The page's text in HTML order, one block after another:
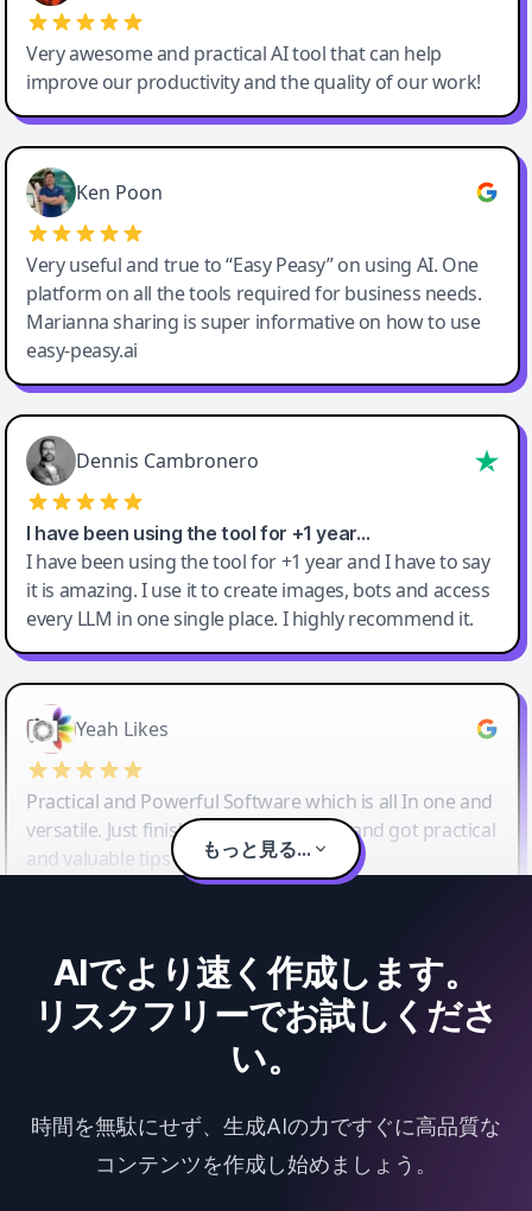
Very awesome and practical AI tool that can help
improve our productivity and the quality of our work!
Ken Poon
Very useful and true to “Easy Peasy” on using AI. One
platform on all the tools required for business needs.
Marianna sharing is super informative on how to use
easy-peasy.ai
Dennis Cambronero
I have been using the tool for +1 year…
I have been using the tool for +1 year and I have to say
it is amazing. I use it to create images, bots and access
every LLM in one single place. I highly recommend it.
Yeah Likes
Practical and Powerful Software which is all In one and
versatile. Just finished their workshop and got practical
and valuable tips and tricks.
もっと見る...
AIでより速く作成します。
リスクフリーでお試しくださ
い。
時間を無駄にせず、生成AIの力ですぐに高品質な
コンテンツを作成し始めましょう。